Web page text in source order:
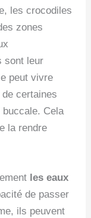
les crocodiles
zones
sont leur
peut vivre
certaines
Cela
la rendre
les eaux
de passer
ils peuvent